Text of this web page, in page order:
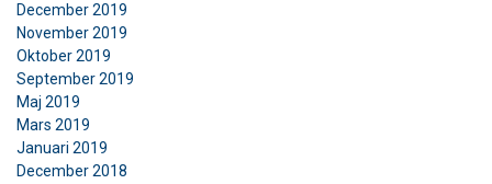
December 2019
November 2019
Oktober 2019
September 2019
Maj 2019
Mars 2019
Januari 2019
December 2018